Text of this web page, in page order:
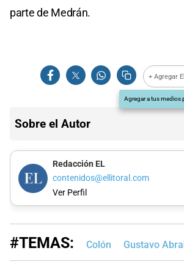
parte de Medrán.
+ Agregar
Agregar a tus medios
Sobre el Autor
Redacción EL
contenidos@ellitoral.com
Ver Perfil
#TEMAS: Colón Gustavo